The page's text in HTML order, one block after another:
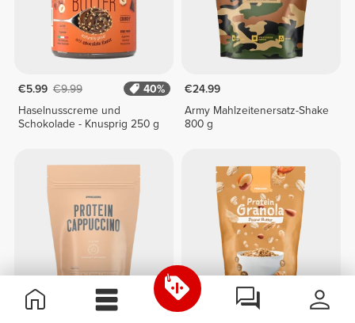
€5.99 €9.99
40%
Haselnusscreme und
Schokolade - Knusprig 250 g
€24.99
Army Mahlzeitenersatz-Shake
800 g